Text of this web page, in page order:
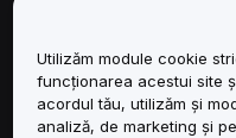
Asistență
Utilizăm module cookie
funcționarea acestui site
acordul tău, utilizăm și
analiză, de marketing și